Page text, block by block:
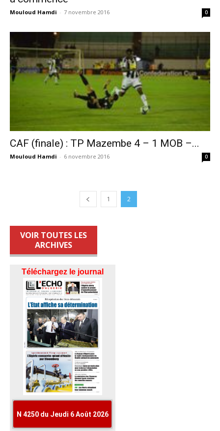
Mouloud Hamdi - 7 novembre 2016 0
CAF (finale) : TP Mazembe 4 – 1 MOB –...
Mouloud Hamdi - 6 novembre 2016 0
1 2
VOIR TOUTES LES
ARCHIVES